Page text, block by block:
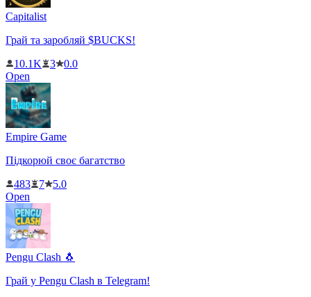
Capitalist
Грай та заробляй $BUCKS!
10.1K
3
0.0
Open
Empire Game
Підкорюй своє багатство
483
7
5.0
Open
Pengu Clash 🐧
Грай у Pengu Clash в Telegram!